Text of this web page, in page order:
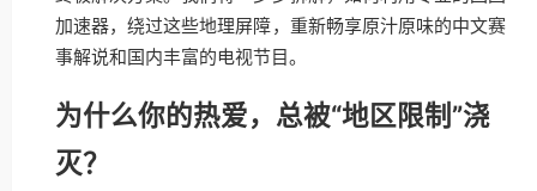
加速器，绕过这些地理屏障，重新畅享原汁原味的中文赛
事解说和国内丰富的电视节目。
为什么你的热爱，总被“地区限制”浇
灭？